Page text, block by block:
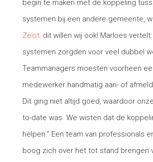
begin te maken met de koppeling
systemen bij een andere gemeente,
Zeist: dit willen wij ook! Marloes
systemen zorgden voor veel dubbel
Teammanagers moesten voorheen
medewerker handmatig aan- of
Dit ging niet altijd goed, waardoor
to-date was. We wisten dat de
helpen.” Een team van professionals
boog zich over het tot stand brengen